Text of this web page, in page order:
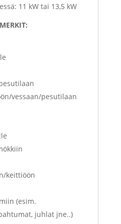
11 kW tai 13,5 kW
vessaan/pesutilaan
keittiöön
(esim.
juhlat jne..)